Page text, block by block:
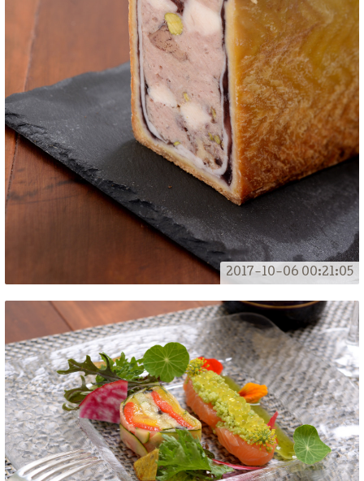
2017-10-06 00:21:05